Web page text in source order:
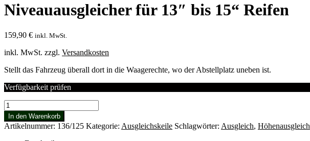
Niveauausgleicher für 13″ bis 15“ Reifen
159,90 € inkl. MwSt.
inkl. MwSt. zzgl. Versandkosten
Stellt das Fahrzeug überall dort in die Waagerechte, wo der Abstellplatz uneben ist.
Verfügbarkeit prüfen
Niveauausgleicher
für
13"
bis
In den Warenkorb
Artikelnummer: 136/125 Kategorie: Ausgleichskeile Schlagwörter: Ausgleich, Höhenausgleich